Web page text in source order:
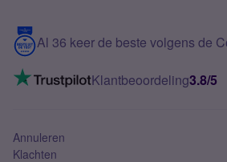
5G internet
Mobiel internet
Mobiel abonnement
Contact
VoLTE 4G bellen
Al 36 keer de beste volgens de
Klantbeoordeling3.8/5
Annuleren
Klachten